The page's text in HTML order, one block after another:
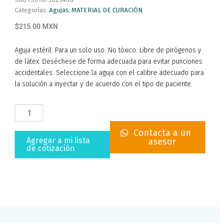
Categorías: Agujas, MATERIAL DE CURACIÓN
$215.00 MXN
Aguja estéril. Para un solo uso. No tóxico. Libre de pirógenos y
de látex. Deséchese de forma adecuada para evitar punciones
accidentales. Seleccione la aguja con el calibre adecuado para
la solución a inyectar y de acuerdo con el tipo de paciente.
AGUJA
HIPODÉRMICA
Agregar a mi lista
de cotización
Contacta a un
asesor